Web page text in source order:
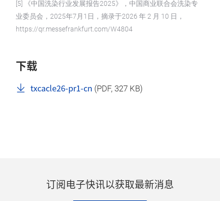
[5] 《中国洗染行业发展报告2025》，中国商业联合会洗染专
业委员会，2025年7月1日，摘录于2026 年 2 月 10 日，
https://qr.messefrankfurt.com/W4804
下载
txcacle26-pr1-cn (PDF, 327 KB)
订阅电子快讯以获取最新消息